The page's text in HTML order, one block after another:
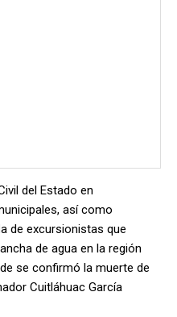
del Estado en
así como
de excursionistas que
de agua en la región
se confirmó la muerte de
Cuitláhuac García